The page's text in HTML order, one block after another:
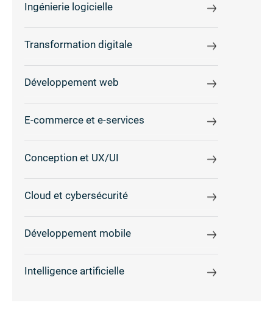
Ingénierie logicielle
Transformation digitale
Développement web
E-commerce et e-services
Conception et UX/UI
Cloud et cybersécurité
Développement mobile
Intelligence artificielle